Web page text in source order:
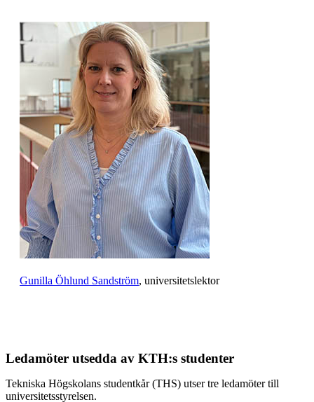
Gunilla Öhlund Sandström, universitetslektor
Ledamöter utsedda av KTH:s studenter
Tekniska Högskolans studentkår (THS) utser tre ledamöter till
universitetsstyrelsen.